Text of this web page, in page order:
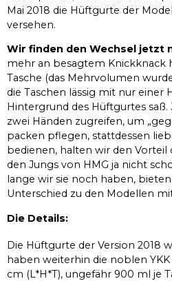
Mai 2018 die Hüftgurte der
versehen.
Wir finden den Wechsel jetzt
mehr an besagtem Knickknack
Tasche (das Mehrvolumen
die Taschen lässig mit nur einer
Hintergrund des Hüftgurtes
zwei Händen zugreifen, um
packen pflegen, stattdessen
bedienen, halten wir den
den Jungs von HMG ja nicht
lange wir sie noch haben,
Unterschied zu den Modellen mit
Die Details:
Die Hüftgurte der Version 2018
haben weiterhin die noblen YKK
cm (L*H*T), ungefähr 900 ml je